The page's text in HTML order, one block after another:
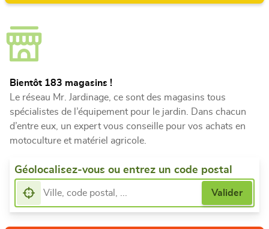
Bientôt 183 magasins !
Le réseau Mr. Jardinage, ce sont des magasins tous
spécialistes de l’équipement pour le jardin. Dans chacun
d’entre eux, un expert vous conseille pour vos achats en
motoculture et matériel agricole.
Géolocalisez-vous ou entrez un code postal